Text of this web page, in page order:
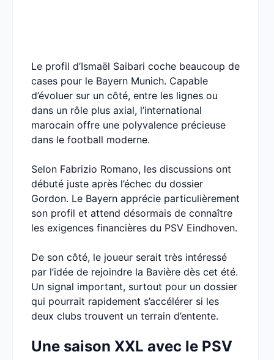
Le profil d’Ismaël Saibari coche beaucoup de
cases pour le Bayern Munich. Capable
d’évoluer sur un côté, entre les lignes ou
dans un rôle plus axial, l’international
marocain offre une polyvalence précieuse
dans le football moderne.
Selon Fabrizio Romano, les discussions ont
débuté juste après l’échec du dossier
Gordon. Le Bayern apprécie particulièrement
son profil et attend désormais de connaître
les exigences financières du PSV Eindhoven.
De son côté, le joueur serait très intéressé
par l’idée de rejoindre la Bavière dès cet été.
Un signal important, surtout pour un dossier
qui pourrait rapidement s’accélérer si les
deux clubs trouvent un terrain d’entente.
Une saison XXL avec le PSV